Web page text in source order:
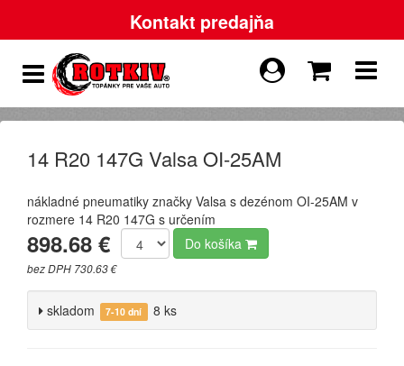
Kontakt predajňa
14 R20 147G Valsa OI-25AM
nákladné pneumatiky značky Valsa s dezénom OI-25AM v
rozmere 14 R20 147G s určením
898.68 €
bez DPH 730.63 €
Do košíka
skladom 7-10 dní 8 ks